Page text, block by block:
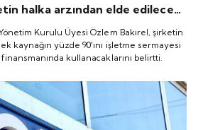
halka arzından elde edilecek
işletme sermayesi ile ham
kullanacaklarını
Kurulu Üyesi Özlem Bakırel, şirketin
kaynağın yüzde 90'ını işletme sermayesi
kullanacaklarını belirtti.